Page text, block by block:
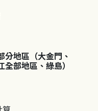
分地區（大金門、
部地區、綠島）